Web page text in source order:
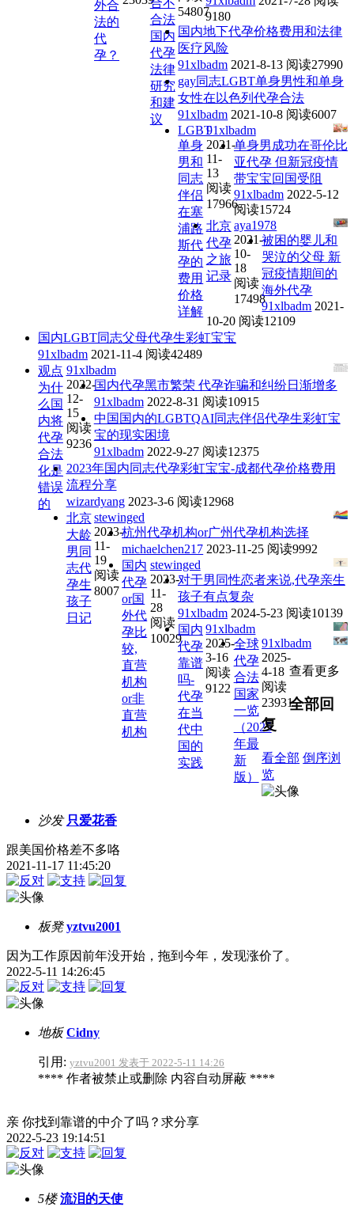
外合
法的
代
孕？
合法
国内
代孕
法律
研究
和建
议
548079180
国内地下代孕价格费用和法律
医疗风险
91xlbadm 2021-8-13 阅读27990
gay同志LGBT单身男性和单身
女性在以色列代孕合法
91xlbadm 2021-10-8 阅读6007
LGBT
单身
男和
同志
伴侣
在塞
浦路
斯代
孕的
费用
价格
详解
91xlbadm
2021-
11-
13
阅读
17966
单身男成功在哥伦比
亚代孕 但新冠疫情
带宝宝回国受阻
91xlbadm 2022-5-12
阅读15724
北京
代孕
之旅
记录
aya1978
2021-
10-
18
阅读
17498
被困的婴儿和
哭泣的父母 新
冠疫情期间的
海外代孕
91xlbadm 2021-
10-20 阅读12109
国内LGBT同志父母代孕生彩虹宝宝
91xlbadm 2021-11-4 阅读42489
观点
为什
么国
内将
代孕
合法
化是
错误
的
91xlbadm
2022-
12-
15
阅读
9236
国内代孕黑市繁荣 代孕诈骗和纠纷日渐增多
91xlbadm 2022-8-31 阅读10915
中国国内的LGBTQAI同志伴侣代孕生彩虹宝
宝的现实困境
91xlbadm 2022-9-27 阅读12375
2023年国内同志代孕彩虹宝宝-成都代孕价格费用
流程分享
wizardyang 2023-3-6 阅读12968
北京
大龄
男同
志代
孕生
孩子
日记
stewinged
2023-
11-
19
阅读
8007
杭州代孕机构or广州代孕机构选择
michaelchen217 2023-11-25 阅读9992
国内
代孕
or国
外代
孕比
较,
直营
机构
or非
直营
机构
stewinged
2023-
11-
28
阅读
10029
对于男同性恋者来说,代孕亲生
孩子有点复杂
91xlbadm 2024-5-23 阅读10139
国内
代孕
靠谱
吗-
代孕
在当
代中
国的
实践
91xlbadm
2025-
3-16
阅读
9122
全球
代孕
合法
国家
一览
（2025
年最
新
版）
91xlbadm
2025-
4-18
阅读
23931
查看更多
全部回
复
看全部 倒序浏
览
沙发 只爱花香
跟美国价格差不多咯
2021-11-17 11:45:20
板凳 yztvu2001
因为工作原因前年没开始，拖到今年，发现涨价了。
2022-5-11 14:26:45
地板 Cidny
引用: yztvu2001 发表于 2022-5-11 14:26
**** 作者被禁止或删除 内容自动屏蔽 ****
亲 你找到靠谱的中介了吗？求分享
2022-5-23 19:14:51
5楼 流泪的天使